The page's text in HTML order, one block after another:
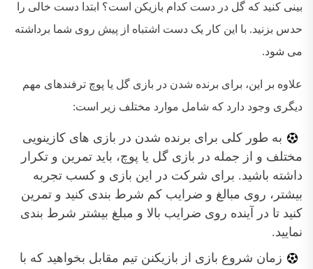
بینی کنید که گل در دست کدام بازیکن است؟ ابتدا دست خالی را
حدس بزنید. با این کار یک دست اشتباه از پیش روی شما برداشته
می شود.
علاوه بر این، برای برنده شدن در بازی گل یا پوچ ترفندهای مهم
دیگری وجود دارد که شامل موارد مختلف زیر است:
به طور کلی برای برنده شدن در بازی های کازینویی
مختلف و از جمله در بازی گل یا پوچ، باید تمرین و تکرار
داشته باشید. برای شرکت در این بازی و کسب تجربه
بیشتر، روی مبالغ و ضرایب کم شرط بندی کنید و تمرین
کنید تا در آینده روی ضرایب بالا و مبلغ بیشتر شرط بندی
نمایید.
زمان شروع بازی از بازیکنن تیم مقابل بخواهید که با